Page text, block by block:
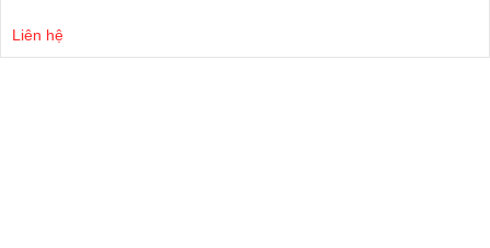
Liên hệ